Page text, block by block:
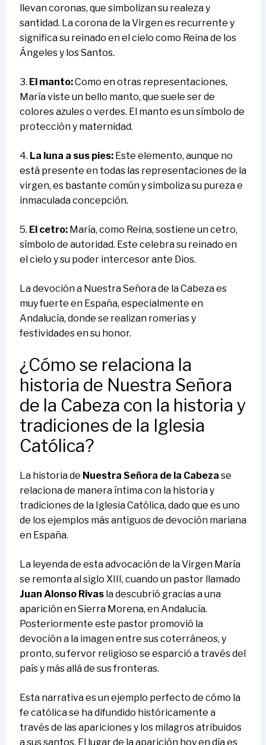
llevan coronas, que simbolizan su realeza y
santidad. La corona de la Virgen es recurrente y
significa su reinado en el cielo como Reina de los
Ángeles y los Santos.
3. El manto:Como en otras representaciones,
María viste un bello manto, que suele ser de
colores azules o verdes. El manto es un símbolo de
protección y maternidad.
4. La luna a sus pies: Este elemento, aunque no
está presente en todas las representaciones de la
virgen, es bastante común y simboliza su pureza e
inmaculada concepción.
5. El cetro:María, como Reina, sostiene un cetro,
símbolo de autoridad. Este celebra su reinado en
el cielo y su poder intercesor ante Dios.
La devoción a Nuestra Señora de la Cabeza es
muy fuerte en España, especialmente en
Andalucía, donde se realizan romerías y
festividades en su honor.
¿Cómo se relaciona la
historia de Nuestra Señora
de la Cabeza con la historia y
tradiciones de la Iglesia
Católica?
La historia de Nuestra Señora de la Cabeza se
relaciona de manera íntima con la historia y
tradiciones de la Iglesia Católica, dado que es uno
de los ejemplos más antiguos de devoción mariana
en España.
La leyenda de esta advocación de la Virgen María
se remonta al siglo XIII, cuando un pastor llamado
Juan Alonso Rivasla descubrió gracias a una
aparición en Sierra Morena, en Andalucía.
Posteriormente este pastor promovió la
devoción a la imagen entre sus coterráneos, y
pronto, su fervor religioso se esparció a través del
país y más allá de sus fronteras.
Esta narrativa es un ejemplo perfecto de cómo la
fe católica se ha difundido históricamente a
través de las apariciones y los milagros atribuidos
a sus santos. El lugar de la aparición hoy en día es